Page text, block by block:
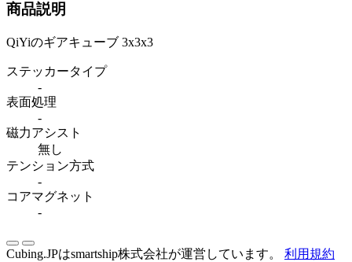
商品説明
QiYiのギアキューブ 3x3x3
ステッカータイプ
-
表面処理
-
磁力アシスト
無し
テンション方式
-
コアマグネット
-
Cubing.JPはsmartship株式会社が運営しています。
利用規約